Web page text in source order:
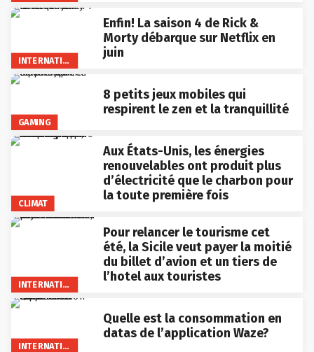
INTERNATIONAL
Enfin! La saison 4 de Rick &
Morty débarque sur Netflix en
juin
GAMING
8 petits jeux mobiles qui
respirent le zen et la tranquillité
CLIMAT
Aux États-Unis, les énergies
renouvelables ont produit plus
d’électricité que le charbon pour
la toute première fois
INTERNATIONAL
Pour relancer le tourisme cet
été, la Sicile veut payer la moitié
du billet d’avion et un tiers de
l’hotel aux touristes
INTERNATIONAL
Quelle est la consommation en
datas de l’application Waze?